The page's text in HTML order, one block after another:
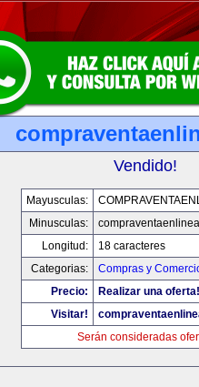
Vendido!
Mayusculas:
Minusculas:
Longitud:
18 caracteres
Categorias:
Compras y
Precio:
Realizar una oferta!
Visitar!
Serán consideradas